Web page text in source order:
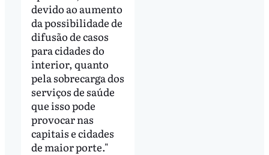
devido ao aumento
da possibilidade de
difusão de casos
para cidades do
interior, quanto
pela sobrecarga dos
serviços de saúde
que isso pode
provocar nas
capitais e cidades
de maior porte."